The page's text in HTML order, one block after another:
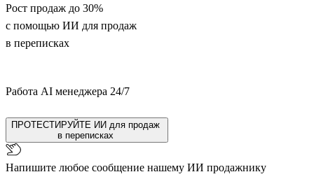
Рост продаж до 30%
с помощью ИИ для продаж
в переписках
Работа AI менеджера 24/7
ПРОТЕСТИРУЙТЕ ИИ для продаж
в переписках
Напишите любое сообщение нашему ИИ продажнику